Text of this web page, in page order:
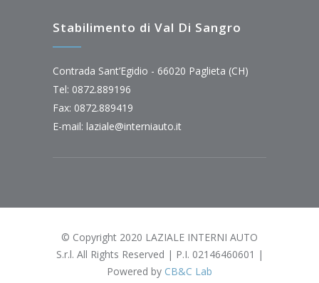
Stabilimento di Val Di Sangro
Contrada Sant’Egidio - 66020 Paglieta (CH)
Tel: 0872.889196
Fax: 0872.889419
E-mail: laziale@interniauto.it
© Copyright 2020 LAZIALE INTERNI AUTO
S.r.l. All Rights Reserved | P.I. 02146460601 |
Powered by CB&C Lab